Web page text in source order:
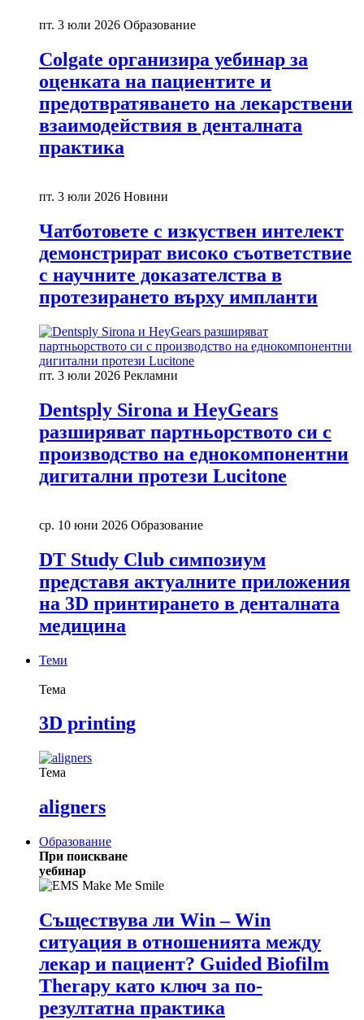
пт. 3 юли 2026 Образование
Colgate организира уебинар за
оценката на пациентите и
предотвратяването на лекарствени
взаимодействия в денталната
практика
пт. 3 юли 2026 Новини
Чатботовете с изкуствен интелект
демонстрират високо съответствие
с научните доказателства в
протезирането върху импланти
пт. 3 юли 2026 Рекламни
Dentsply Sirona и HeyGears
разширяват партньорството си с
производство на еднокомпонентни
дигитални протези Lucitone
ср. 10 юни 2026 Образование
DT Study Club симпозиум
представя актуалните приложения
на 3D принтирането в денталната
медицина
Теми
Тема
3D printing
Тема
aligners
Образование
При поискване
уебинар
Съществува ли Win – Win
ситуация в отношенията между
лекар и пациент? Guided Biofilm
Therapy като ключ за по-
резултатна практика